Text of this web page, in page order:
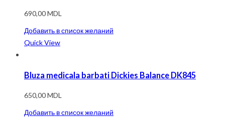
690,00MDL
Добавить в список желаний
Quick View
Bluza medicala barbati Dickies Balance DK845
650,00MDL
Добавить в список желаний